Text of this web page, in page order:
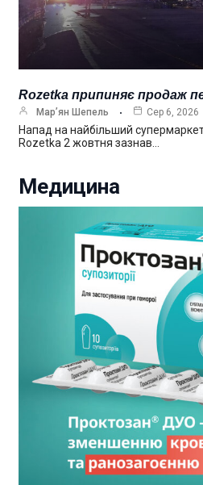
Rozetka припиняє продаж
Мар’ян Шепель Сер 6, 2026
Напад на найбільший
Rozetka 2 жовтня зазнав…
Медицина